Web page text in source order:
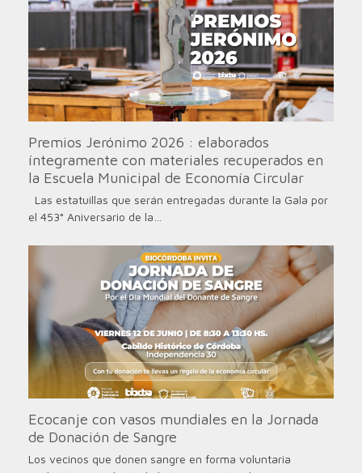
Premios Jerónimo 2026 : elaborados
íntegramente con materiales recuperados en
la Escuela Municipal de Economía Circular
Las estatuillas que serán entregadas durante la Gala por
el 453° Aniversario de la…
Ecocanje con vasos mundiales en la Jornada
de Donación de Sangre
Los vecinos que donen sangre en forma voluntaria